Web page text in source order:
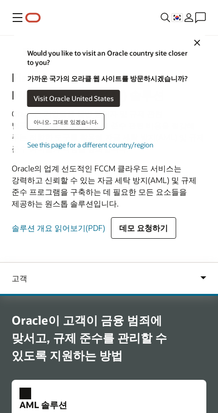
메뉴
Close
Would you like to visit an Oracle country site closer
to you?
가까운 국가의 오라클 웹 사이트를 방문하시겠습니까?
Visit Oracle United States
아니오. 그대로 있겠습니다.
See this page for a different country/region
Financial Services
Financial Crime and Compliance
Management(FCCM) 솔루션
Oracle은 기업들을 불법 행위자 및 규제 관련
벌금으로부터 보호하고 규제 준수 관련 비용을 절감해
주는 적합한 도구를 활용해 자금 세탁 방지(AML) 및 규제
준수 리더들의 역량을 강화합니다.
Oracle의 업계 선도적인 FCCM 클라우드 서비스는
강력하고 신뢰할 수 있는 자금 세탁 방지(AML) 및 규제
준수 프로그램을 구축하는 데 필요한 모든 요소들을
제공하는 원스톱 솔루션입니다.
솔루션 개요 읽어보기(PDF) 데모 요청하기
Oracle이 고객이 금융 범죄에
맞서고, 규제 준수를 관리할 수
있도록 지원하는 방법
AML 솔루션